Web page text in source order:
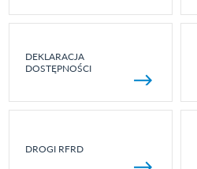
DEKLARACJA
DOSTĘPNOŚCI
DROGI RFRD